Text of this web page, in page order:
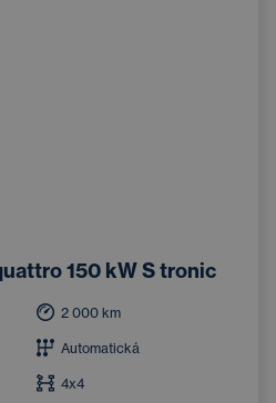
150 kW S tronic
2 000 km
Automatická
4x4